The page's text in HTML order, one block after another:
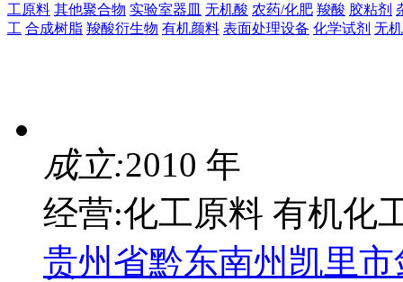
工原料 其他聚合物 实验室器皿 无机酸 农药/化肥 羧酸 胶粘剂
工 合成树脂 羧酸衍生物 有机颜料 表面处理设备 化学试剂 无
成立:2010 年
经营:化工原料 有机化
贵州省黔东南州凯里